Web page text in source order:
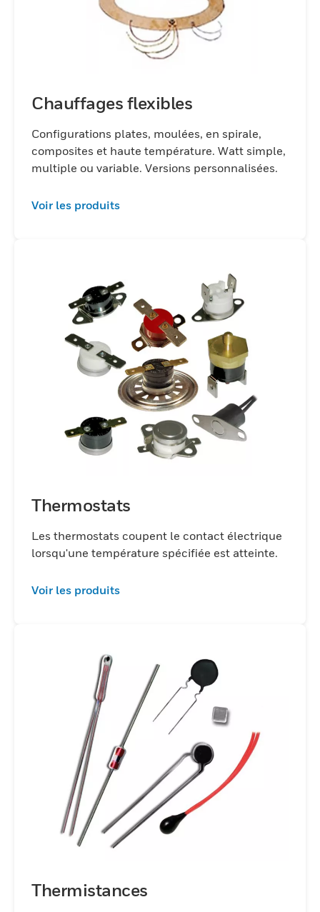
Chauffages flexibles
Configurations plates, moulées, en spirale,
composites et haute température. Watt simple,
multiple ou variable. Versions personnalisées.
Voir les produits
Thermostats
Les thermostats coupent le contact électrique
lorsqu'une température spécifiée est atteinte.
Voir les produits
Thermistances